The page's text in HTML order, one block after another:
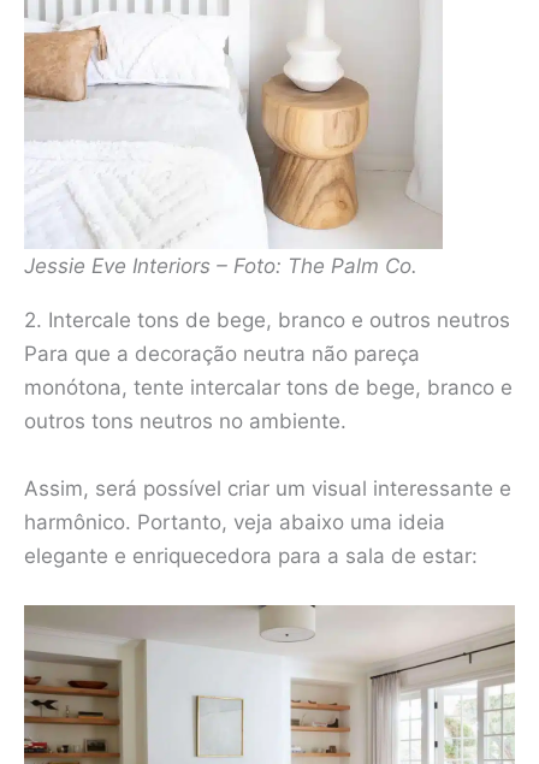
Jessie Eve Interiors – Foto: The Palm Co.
2. Intercale tons de bege, branco e outros neutros
Para que a decoração neutra não pareça
monótona, tente intercalar tons de bege, branco e
outros tons neutros no ambiente.
Assim, será possível criar um visual interessante e
harmônico. Portanto, veja abaixo uma ideia
elegante e enriquecedora para a sala de estar: